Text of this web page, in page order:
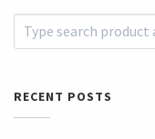
RECENT POSTS